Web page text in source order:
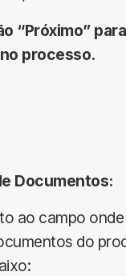
“Próximo”
processo.
Documentos:
ao campo
do